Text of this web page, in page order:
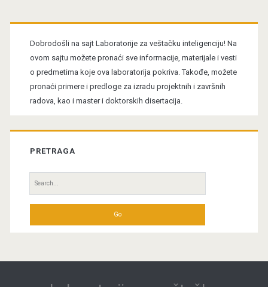
Primary
Sidebar
Dobrodošli na sajt Laboratorije za veštačku inteligenciju! Na
ovom sajtu možete pronaći sve informacije, materijale i vesti
o predmetima koje ova laboratorija pokriva. Takođe, možete
pronaći primere i predloge za izradu projektnih i završnih
radova, kao i master i doktorskih disertacija.
PRETRAGA
Search
for: